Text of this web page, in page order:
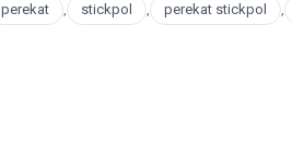
perekat , stickpol , perekat stickpol ,